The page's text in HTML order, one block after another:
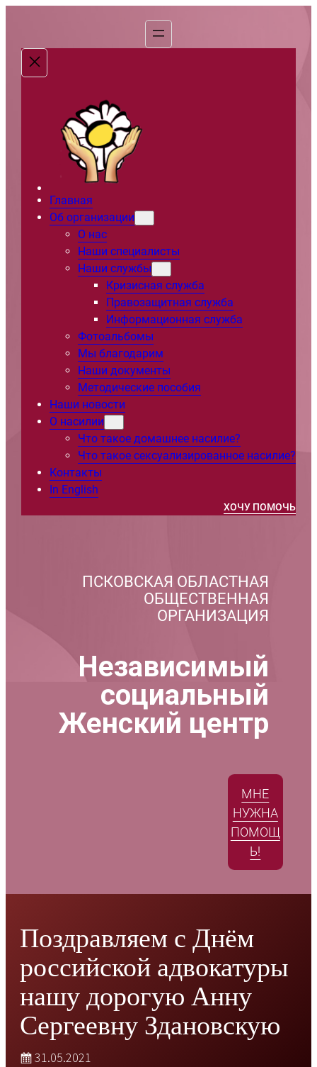
содержимому
Главная
Об организации
О нас
Наши специалисты
Наши службы
Кризисная служба
Правозащитная служба
Информационная служба
Фотоальбомы
Мы благодарим
Наши документы
Методические пособия
Наши новости
О насилии
Что такое домашнее насилие?
Что такое сексуализированное насилие?
Контакты
In English
ХОЧУ ПОМОЧЬ
ПСКОВСКАЯ ОБЛАСТНАЯ
ОБЩЕСТВЕННАЯ
ОРГАНИЗАЦИЯ
Независимый
социальный
Женский центр
МНЕ
НУЖНА
ПОМОЩ
Ь!
Поздравляем с Днём
российской адвокатуры
нашу дорогую Анну
Сергеевну Здановскую
31.05.2021